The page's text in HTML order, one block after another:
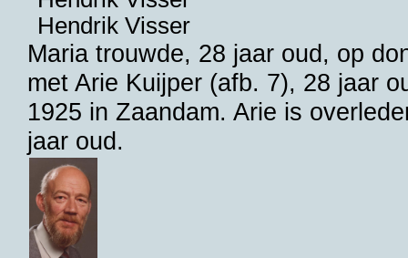
Hendrik Visser
Maria trouwde, 28 jaar oud, op
metArie Kuijper (afb. 7), 28 jaar
1925 inZaandam. Arie is
jaar oud.